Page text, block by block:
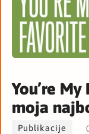
You’re
moja
Publikacije